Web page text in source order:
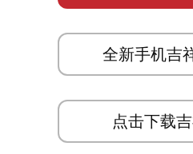
全新手机吉
点击下载